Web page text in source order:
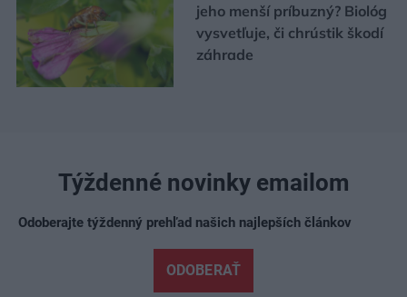
jeho menší príbuzný? Biológ
vysvetľuje, či chrústik škodí
záhrade
Týždenné novinky emailom
Odoberajte týždenný prehľad našich najlepších článkov
ODOBERAŤ